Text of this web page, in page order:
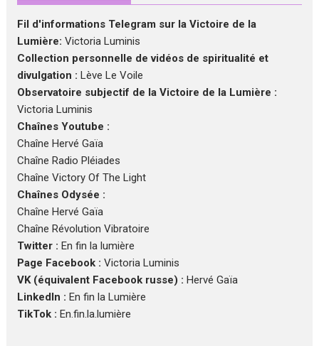
Fil d'informations Telegram sur la Victoire de la
Lumière: Victoria Luminis
Collection personnelle de vidéos de spiritualité et
divulgation : Lève Le Voile
Observatoire subjectif de la Victoire de la Lumière :
Victoria Luminis
Chaînes Youtube :
Chaîne Hervé Gaïa
Chaîne Radio Pléiades
Chaîne Victory Of The Light
Chaînes Odysée :
Chaîne Hervé Gaïa
Chaîne Révolution Vibratoire
Twitter : En fin la lumière
Page Facebook : Victoria Luminis
VK (équivalent Facebook russe) : Hervé Gaïa
LinkedIn : En fin la Lumière
TikTok : En.fin.la.lumière